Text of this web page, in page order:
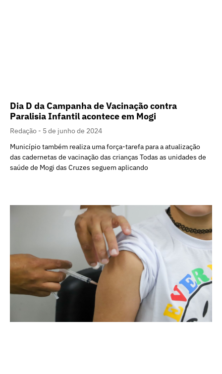
Dia D da Campanha de Vacinação contra
Paralisia Infantil acontece em Mogi
Redação
5 de junho de 2024
Município também realiza uma força-tarefa para a atualização
das cadernetas de vacinação das crianças Todas as unidades de
saúde de Mogi das Cruzes seguem aplicando